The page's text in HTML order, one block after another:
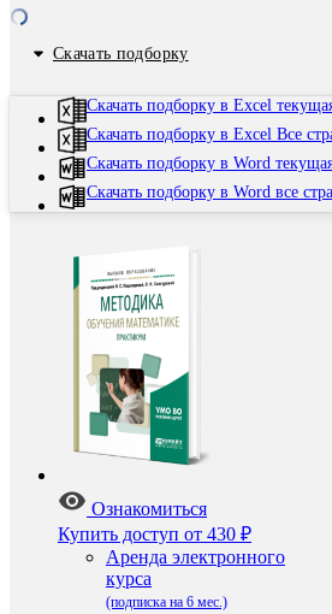
Скачать подборку
Скачать подборку в Excel
Скачать подборку в Excel Все
Скачать подборку в Word
Скачать подборку в Word все
Ознакомиться
Купить доступ от 430 ₽
Аренда электронного
курса
(подписка на 6 мес.)